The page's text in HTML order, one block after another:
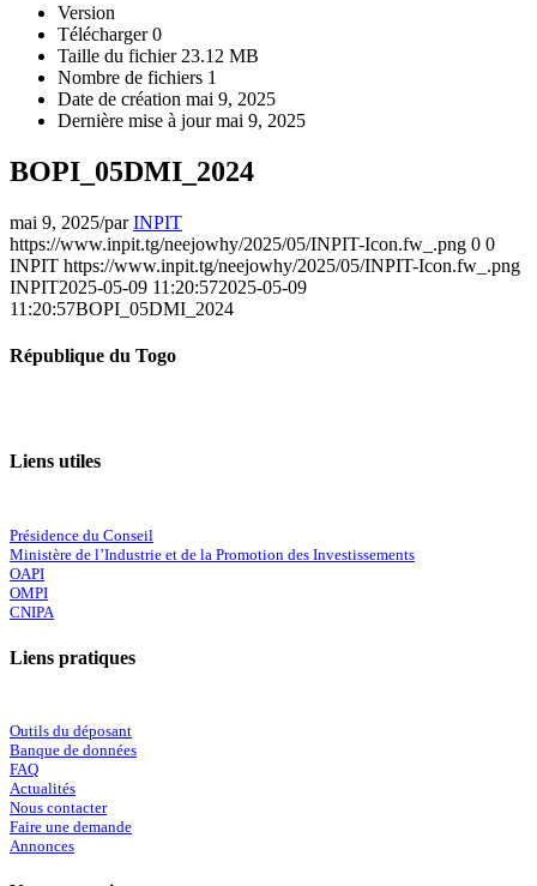
Version
Télécharger0
Taille du fichier 23.12 MB
Nombre de fichiers 1
Date de création mai 9, 2025
Dernière mise à jourmai 9, 2025
BOPI_05DMI_2024
mai 9, 2025/parINPIT
https://www.inpit.tg/neejowhy/2025/05/INPIT-Icon.fw_.png 0 0
INPIT https://www.inpit.tg/neejowhy/2025/05/INPIT-Icon.fw_.png
INPIT2025-05-09 11:20:572025-05-09
11:20:57BOPI_05DMI_2024
République du Togo
Liens utiles
Présidence du Conseil
Ministère de l’Industrie et de la Promotion des Investissements
OAPI
OMPI
CNIPA
Liens pratiques
Outils du déposant
Banque de données
FAQ
Actualités
Nous contacter
Faire une demande
Annonces